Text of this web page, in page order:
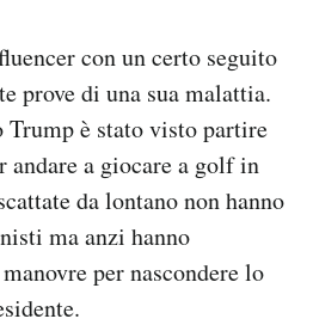
con un certo seguito
prove di una sua malattia.
Trump è stato visto partire
andare a giocare a golf in
da lontano non hanno
ma anzi hanno
per nascondere lo